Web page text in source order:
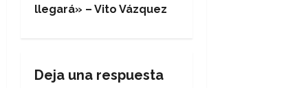
e
a
llegará» – Vito Vázquez
Deja una respuesta